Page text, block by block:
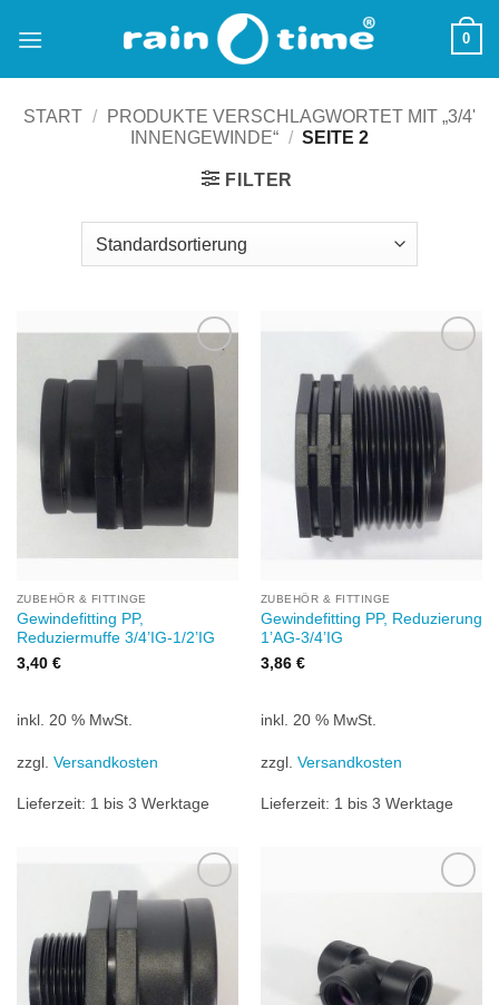
Inhalt
0
START /
PRODUKTE VERSCHLAGWORTET MIT „3/4'
INNENGEWINDE“ / SEITE 2
FILTER
Zu
Wunschliste
hinzufügen
ZUBEHÖR & FITTINGE
Gewindefitting PP,
Reduziermuffe 3/4’IG-1/2’IG
3,40 €
inkl. 20 % MwSt.
zzgl. Versandkosten
Lieferzeit: 1 bis 3 Werktage
Wunschliste
hinzufügen
ZUBEHÖR & FITTINGE
Gewindefitting PP, Reduzierung
1’AG-3/4’IG
3,86 €
inkl. 20 % MwSt.
zzgl. Versandkosten
Lieferzeit: 1 bis 3 Werktage
Zu
Wunschliste
hinzufügen